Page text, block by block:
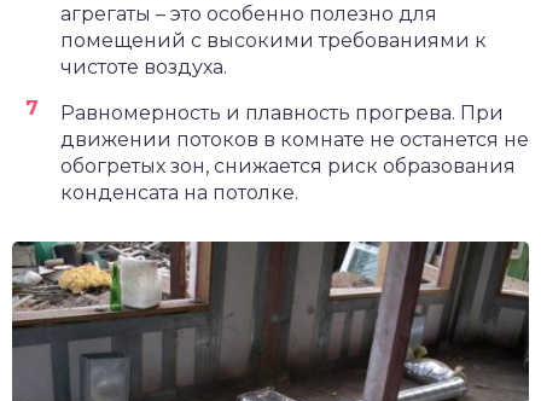
агрегаты – это особенно полезно для
помещений с высокими требованиями к
чистоте воздуха.
Равномерность и плавность прогрева. При
движении потоков в комнате не останется не
обогретых зон, снижается риск образования
конденсата на потолке.